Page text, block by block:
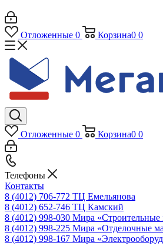
Отложенные 0 Корзина0 0
Отложенные 0 Корзина0 0
Телефоны
Контакты
8 (4012) 706-772 ТЦ Емельянова
8 (4012) 652-746 ТЦ Камский
8 (4012) 998-030 Мира «Строительные
8 (4012) 998-225 Мира «Отделочные
8 (4012) 998-167 Мира